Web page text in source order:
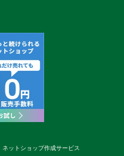
ネットショップ作成サービス